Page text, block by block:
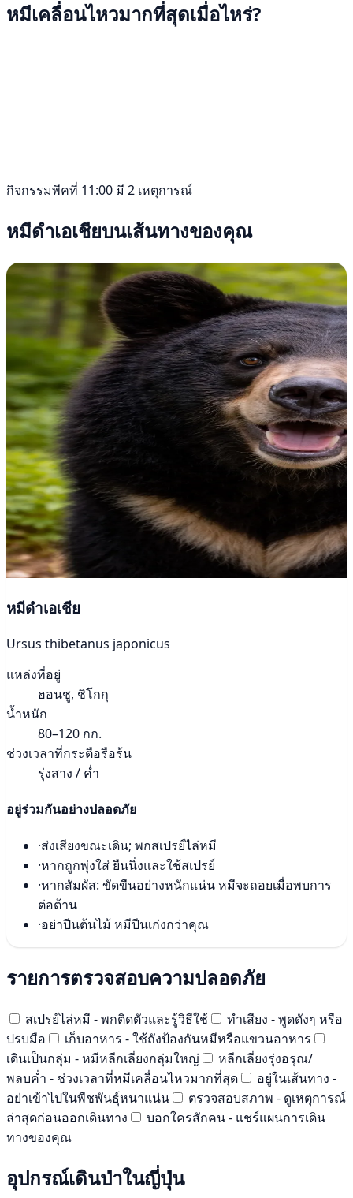
หมีเคลื่อนไหวมากที่สุดเมื่อไหร่?
กิจกรรมพีคที่ 11:00 มี 2 เหตุการณ์
หมีดำเอเชียบนเส้นทางของคุณ
หมีดำเอเชีย
Ursus thibetanus japonicus
แหล่งที่อยู่
ฮอนชู, ชิโกกุ
น้ำหนัก
80–120 กก.
ช่วงเวลาที่กระตือรือร้น
รุ่งสาง / ค่ำ
อยู่ร่วมกันอย่างปลอดภัย
·ส่งเสียงขณะเดิน; พกสเปรย์ไล่หมี
·หากถูกพุ่งใส่ ยืนนิ่งและใช้สเปรย์
·หากสัมผัส: ขัดขืนอย่างหนักแน่น หมีจะถอยเมื่อพบการ
ต่อต้าน
·อย่าปีนต้นไม้ หมีปีนเก่งกว่าคุณ
รายการตรวจสอบความปลอดภัย
สเปรย์ไล่หมี - พกติดตัวและรู้วิธีใช้
ทำเสียง - พูดดังๆ หรือ
ปรบมือ
เก็บอาหาร - ใช้ถังป้องกันหมีหรือแขวนอาหาร
เดินเป็นกลุ่ม - หมีหลีกเลี่ยงกลุ่มใหญ่
หลีกเลี่ยงรุ่งอรุณ/
พลบค่ำ - ช่วงเวลาที่หมีเคลื่อนไหวมากที่สุด
อยู่ในเส้นทาง -
อย่าเข้าไปในพืชพันธุ์หนาแน่น
ตรวจสอบสภาพ - ดูเหตุการณ์
ล่าสุดก่อนออกเดินทาง
บอกใครสักคน - แชร์แผนการเดิน
ทางของคุณ
อุปกรณ์เดินป่าในญี่ปุ่น